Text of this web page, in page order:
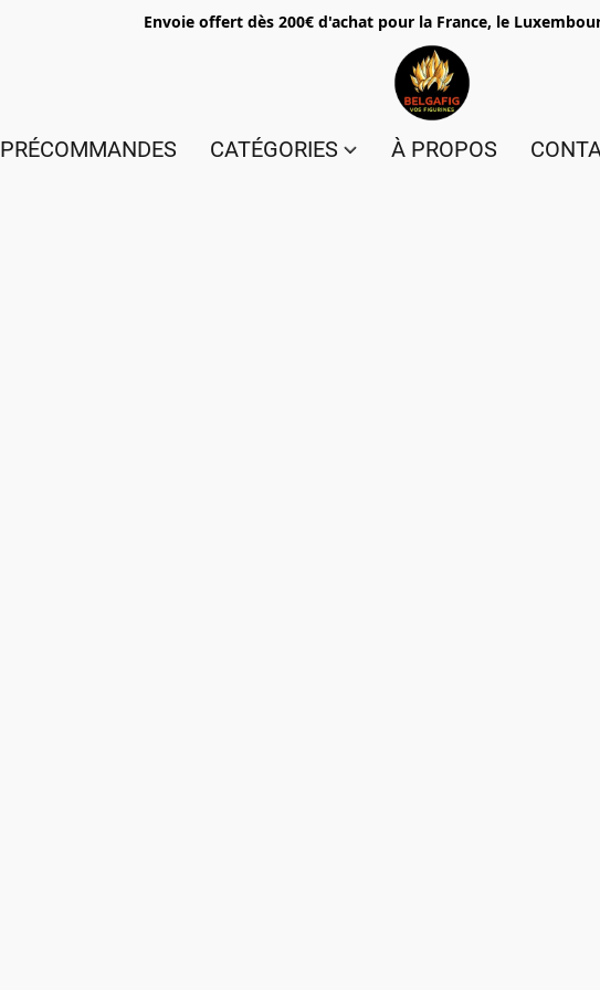
Envoie offert dès 200€ d'achat pour la France, le
PRÉCOMMANDES CATÉGORIES À PROPOS